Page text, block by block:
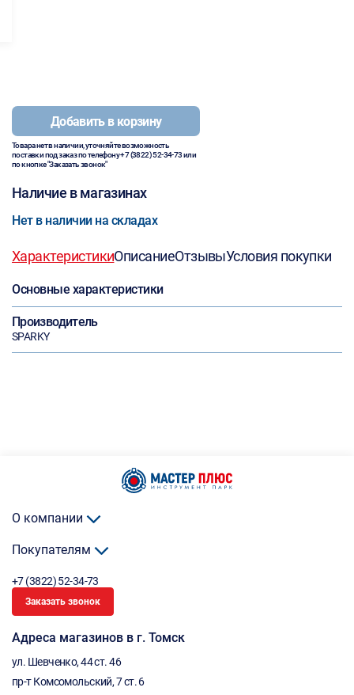
Добавить в корзину
Товара нет в наличии, уточняйте возможность
поставки под заказ по телефону+7 (3822) 52-34-73или
по кнопке "Заказать звонок"
Наличие в магазинах
Нет в наличии на складах
ХарактеристикиОписаниеОтзывыУсловия покупки
Основные характеристики
Производитель
SPARKY
О компании
Покупателям
+7 (3822) 52-34-73
Заказать звонок
Адреса магазинов в г. Томск
ул. Шевченко, 44 ст. 46
пр-т Комсомольский, 7 ст. 6